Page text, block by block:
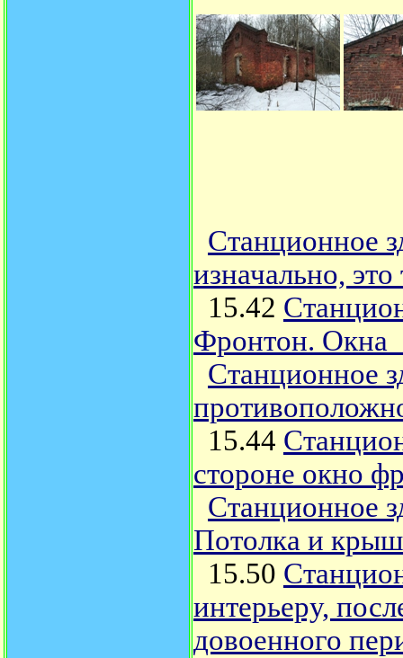
Станционное
изначально, это
15.42
Фронтон. Окна
Станционное
15.44
стороне окно
Станционное
Потолка и
15.50
интерьеру,
довоенного